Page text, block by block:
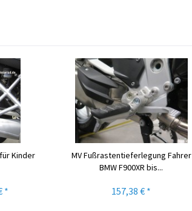
Kinder
*
MV Fußrastentieferlegung Fahrer
BMW F900XR bis...
157,38 € *